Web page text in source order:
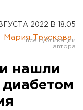
2022 В 18:05
Мария Трускова
нашли
диабетом